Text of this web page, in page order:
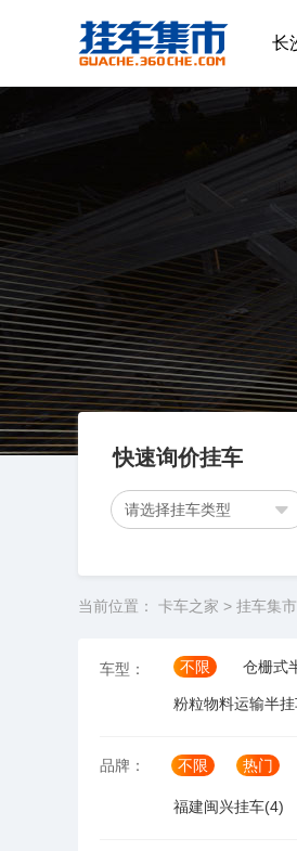
挂车集市 长
快速询价挂车
请选择挂车类型
当前位置： 卡车之家 > 挂车集市
车型： 不限 仓栅式
粉粒物料运输半
品牌： 不限 热门
福建闽兴挂车(4)